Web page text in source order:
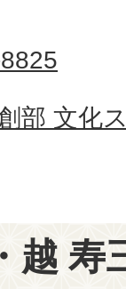
部 文化
越 寿